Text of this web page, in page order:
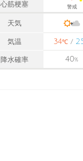
心筋梗塞 警戒
天気
気温 34℃/
降水確率 40%